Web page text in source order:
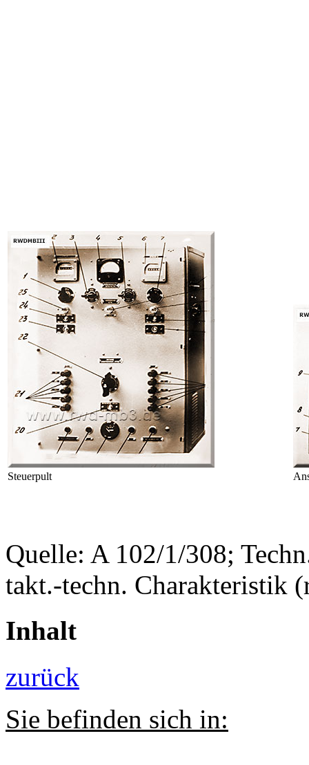
Steuerpult
Quelle: A 102/1/308;
takt.-techn. Charakteristik
Inhalt
zurück
Sie befinden sich in: